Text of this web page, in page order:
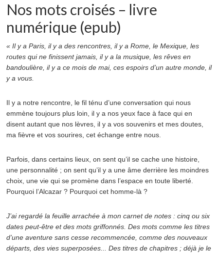
croisés
-
livre
(epub)
Nos mots croisés – livre
numérique (epub)
« Il y a Paris, il y a des rencontres, il y a Rome, le Mexique, les
routes qui ne finissent jamais, il y a la musique, les rêves en
bandoulière, il y a ce mois de mai, ces espoirs d’un autre monde, il
y a vous.
Il y a notre rencontre, le fil ténu d’une conversation qui nous
emmène toujours plus loin, il y a nos yeux face à face qui en
disent autant que nos lèvres, il y a vos souvenirs et mes doutes,
ma fièvre et vos sourires, cet échange entre nous.
Parfois, dans certains lieux, on sent qu’il se cache une histoire,
une personnalité ; on sent qu’il y a une âme derrière les moindres
choix, une vie qui se promène dans l’espace en toute liberté.
Pourquoi l’Alcazar ? Pourquoi cet homme-là ?
J’ai regardé la feuille arrachée à mon carnet de notes : cinq ou six
dates peut-être et des mots griffonnés. Des mots comme les titres
d’une aventure sans cesse recommencée, comme des nouveaux
départs, des vies superposées... Des titres de chapitres ; déjà je le